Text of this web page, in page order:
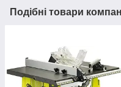
Подібні товари